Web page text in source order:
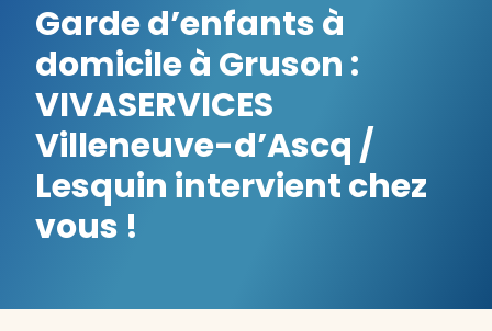
Garde d’enfants à
domicile à Gruson :
VIVASERVICES
Villeneuve-d’Ascq /
Lesquin intervient chez
vous !